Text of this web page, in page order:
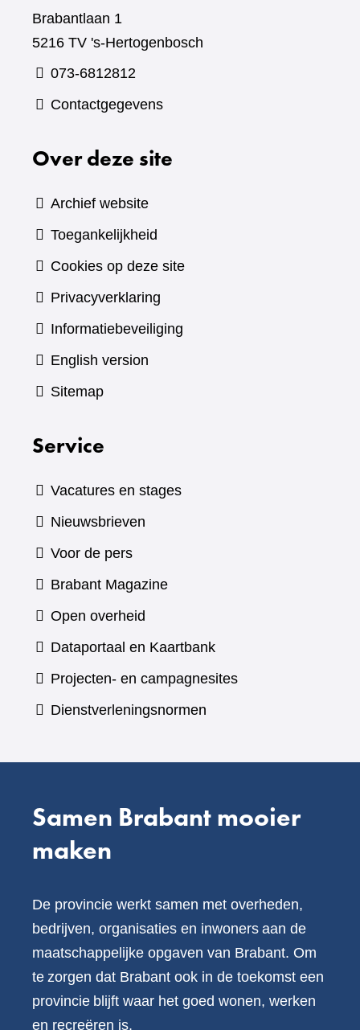
Brabantlaan 1
5216 TV 's-Hertogenbosch
073-6812812
Contactgegevens
Over deze site
Archief website
Toegankelijkheid
Cookies op deze site
Privacyverklaring
Informatiebeveiliging
English version
Sitemap
Service
Vacatures en stages
Nieuwsbrieven
Voor de pers
Brabant Magazine(verwijst
andere
website)
Open overheid
Dataportaal en Kaartbank(verwijst
naar
Projecten- en campagnesites
Dienstverleningsnormen
Samen Brabant mooier
maken
De provincie werkt samen met overheden,
bedrijven, organisaties en inwoners aan de
maatschappelijke opgaven van Brabant. Om
te zorgen dat Brabant ook in de toekomst een
provincie blijft waar het goed wonen, werken
en recreëren is.